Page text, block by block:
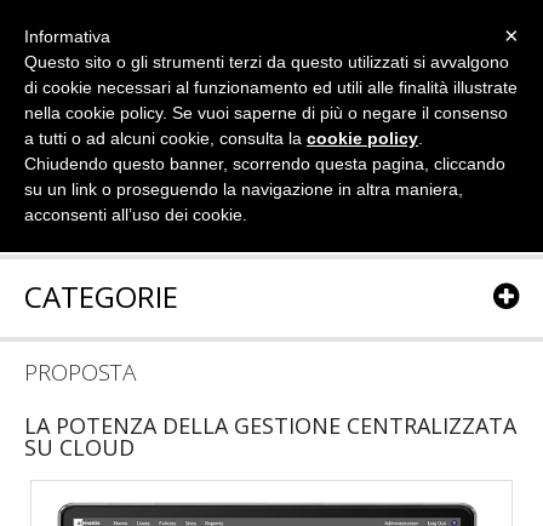
CATEGORIE
PROPOSTA
LA POTENZA DELLA GESTIONE CENTRALIZZATA
SU CLOUD
×
Informativa
Questo sito o gli strumenti terzi da questo utilizzati si avvalgono
di cookie necessari al funzionamento ed utili alle finalità illustrate
nella cookie policy. Se vuoi saperne di più o negare il consenso
a tutti o ad alcuni cookie, consulta la cookie policy
Chiudendo questo banner, scorrendo questa pagina, cliccando
su un link o proseguendo la navigazione in altra maniera,
acconsenti all’uso dei cookie.